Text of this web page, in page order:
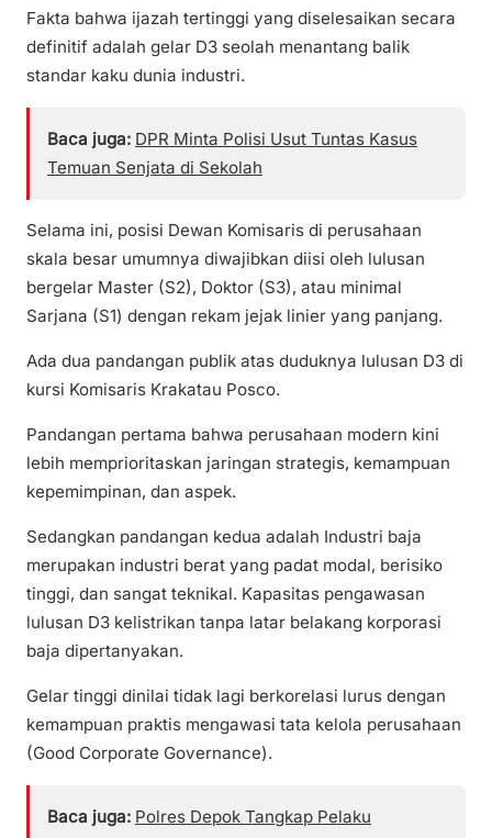
Fakta bahwa ijazah tertinggi yang diselesaikan secara
definitif adalah gelar D3 seolah menantang balik
standar kaku dunia industri.
Baca juga: DPR Minta Polisi Usut Tuntas Kasus
Temuan Senjata di Sekolah
Selama ini, posisi Dewan Komisaris di perusahaan
skala besar umumnya diwajibkan diisi oleh lulusan
bergelar Master (S2), Doktor (S3), atau minimal
Sarjana (S1) dengan rekam jejak linier yang panjang.
Ada dua pandangan publik atas duduknya lulusan D3 di
kursi Komisaris Krakatau Posco.
Pandangan pertama bahwa perusahaan modern kini
lebih memprioritaskan jaringan strategis, kemampuan
kepemimpinan, dan aspek.
Sedangkan pandangan kedua adalah Industri baja
merupakan industri berat yang padat modal, berisiko
tinggi, dan sangat teknikal. Kapasitas pengawasan
lulusan D3 kelistrikan tanpa latar belakang korporasi
baja dipertanyakan.
Gelar tinggi dinilai tidak lagi berkorelasi lurus dengan
kemampuan praktis mengawasi tata kelola perusahaan
(Good Corporate Governance).
Baca juga: Polres Depok Tangkap Pelaku